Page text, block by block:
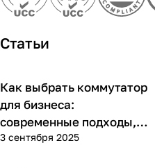
Статьи
Советы покупателям
Как выбрать коммутатор
для бизнеса:
современные подходы,
практика применения и
3 сентября 2025